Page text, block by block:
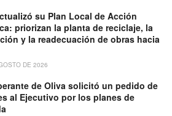
su Plan Local de Acción
priorizan la planta de reciclaje, la
y la readecuación de obras hacia
DE 2026
de Oliva solicitó un pedido de
al Ejecutivo por los planes de